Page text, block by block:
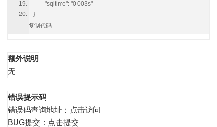
"sqltime": "0.003s"
}
复制代码
额外说明
无
错误提示码
错误码查询地址： 点击访问
BUG提交： 点击提交